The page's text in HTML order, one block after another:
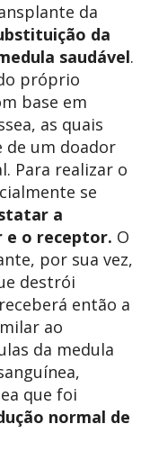
da
da
saudável.
próprio
base em
as quais
de um doador
Para realizar o
se
a
e o receptor. O
por sua vez,
destrói
então a
ao
da medula
que foi
normal de